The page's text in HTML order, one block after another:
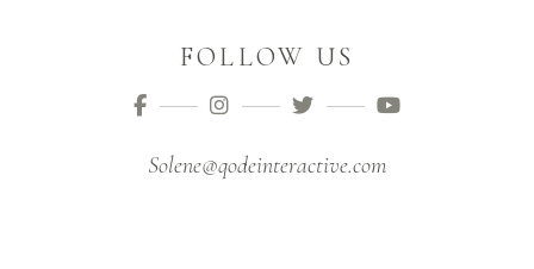
FOLLOW US
Solene@qodeinteractive.com